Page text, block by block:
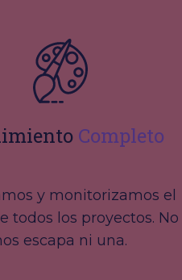
Completo
y monitorizamos el
todos los proyectos. No
escapa ni una.